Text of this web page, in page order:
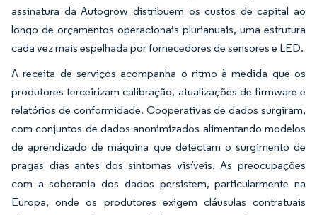
assinatura da Autogrow distribuem os custos de capital ao
longo de orçamentos operacionais plurianuais, uma estrutura
cada vez mais espelhada por fornecedores de sensores e LED.
A receita de serviços acompanha o ritmo à medida que os
produtores terceirizam calibração, atualizações de firmware e
relatórios de conformidade. Cooperativas de dados surgiram,
com conjuntos de dados anonimizados alimentando modelos
de aprendizado de máquina que detectam o surgimento de
pragas dias antes dos sintomas visíveis. As preocupações
com a soberania dos dados persistem, particularmente na
Europa, onde os produtores exigem cláusulas contratuais